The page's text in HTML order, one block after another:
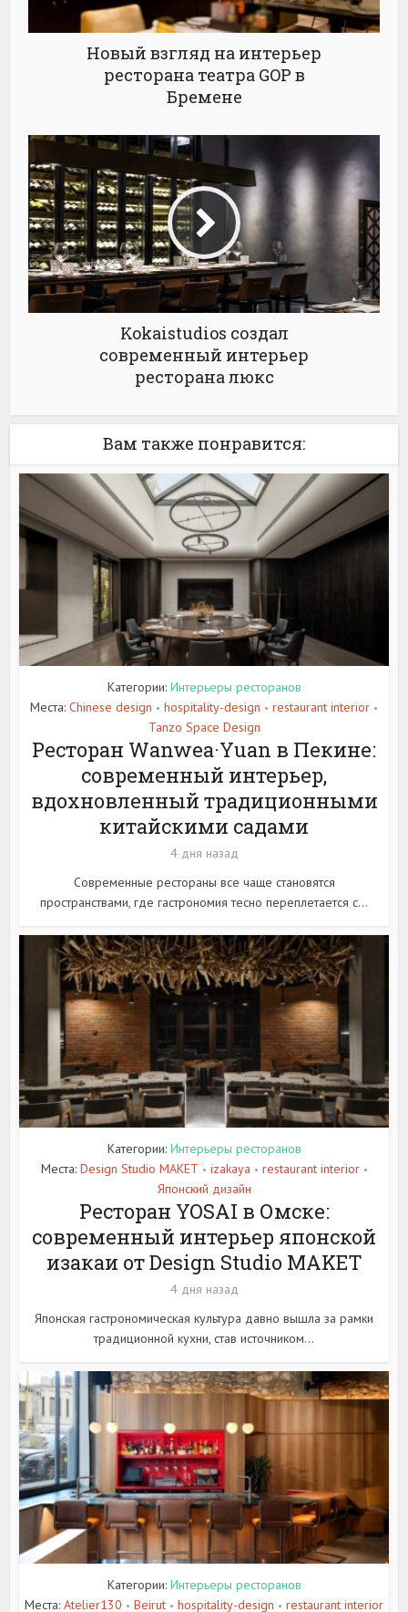
Новый взгляд на интерьер
ресторана театра GOP в
Бремене
Kokaistudios создал
современный интерьер
ресторана люкс
Вам также понравится:
Категории: Интерьеры ресторанов
Места: Chinese design • hospitality-design • restaurant interior •
Tanzo Space Design
Ресторан Wanwea·Yuan в Пекине:
современный интерьер,
вдохновленный традиционными
китайскими садами
4 дня назад
Современные рестораны все чаще становятся
пространствами, где гастрономия тесно переплетается с...
Категории: Интерьеры ресторанов
Места: Design Studio MAKET • izakaya • restaurant interior •
Японский дизайн
Ресторан YOSAI в Омске:
современный интерьер японской
изакаи от Design Studio MAKET
4 дня назад
Японская гастрономическая культура давно вышла за рамки
традиционной кухни, став источником...
Категории: Интерьеры ресторанов
Места: Atelier130 • Beirut • hospitality-design • restaurant interior